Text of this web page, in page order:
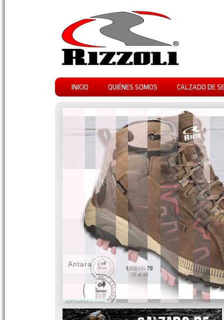
INICIO QUIÉNES SOMOS CALZADO DE
WOWSlider.com
Antara